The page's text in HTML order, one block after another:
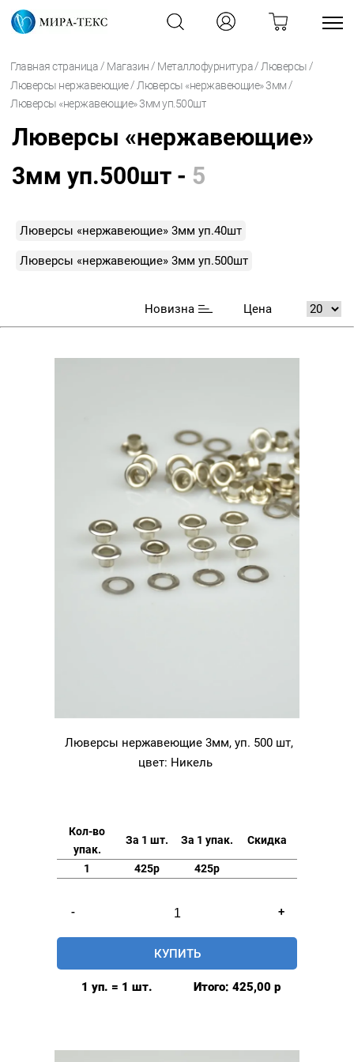
Главная страница / Магазин / Металлофурнитура / Люверсы /
Люверсы нержавеющие / Люверсы «нержавеющие» 3мм /
Люверсы «нержавеющие» 3мм уп.500шт
Люверсы «нержавеющие»
3мм уп.500шт - 5
Люверсы «нержавеющие» 3мм уп.40шт
Люверсы «нержавеющие» 3мм уп.500шт
Новизна Цена
Люверсы нержавеющие 3мм, уп. 500 шт,
цвет: Никель
Кол-во
упак.
За 1 шт. За 1 упак. Скидка
1 425р 425р
-
Люверсы
нержавеющие
+
КУПИТЬ
1 уп. = 1 шт. Итого: 425,00 р